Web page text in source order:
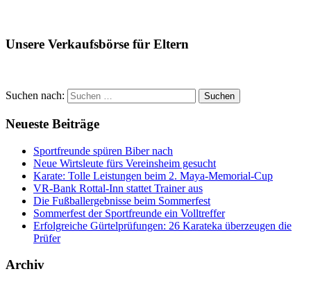
Unsere Verkaufsbörse für Eltern
Suchen nach: Suchen
Neueste Beiträge
Sportfreunde spüren Biber nach
Neue Wirtsleute fürs Vereinsheim gesucht
Karate: Tolle Leistungen beim 2. Maya-Memorial-Cup
VR-Bank Rottal-Inn stattet Trainer aus
Die Fußballergebnisse beim Sommerfest
Sommerfest der Sportfreunde ein Volltreffer
Erfolgreiche Gürtelprüfungen: 26 Karateka überzeugen die
Prüfer
Archiv